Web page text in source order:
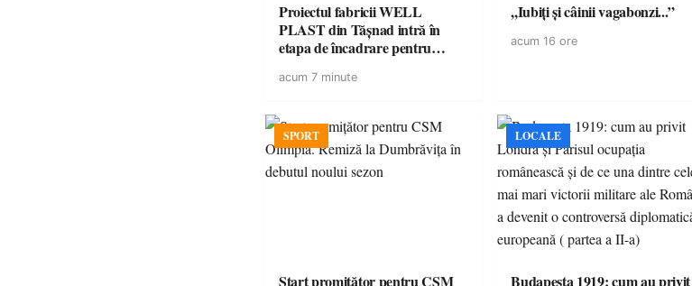
Proiectul fabricii WELL
PLAST din Tășnad intră în
etapa de încadrare pentru
acum 7 minute
,,Iubiți și câinii vagabonzi...”
acum 16 ore
SPORT
Start promițător pentru CSM
LOCALE
Budapesta 1919: cum au privit